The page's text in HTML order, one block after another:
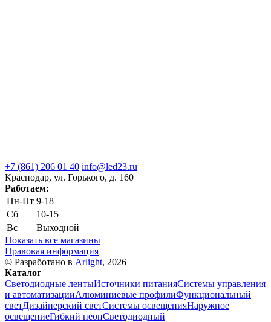
+7 (861) 206 01 40 info@led23.ru
Краснодар, ул. Горького, д. 160
Работаем:
Пн-Пт 9-18
Сб
10-15
Вс
Выходной
Показать все магазины
Правовая информация
© Разработано в Arlight, 2026
Каталог
Светодиодные лентыИсточники питанияСистемы управления
и автоматизацииАлюминиевые профилиФункциональный
светДизайнерский светСистемы освещенияНаружное
освещениеГибкий неонСветодиодный